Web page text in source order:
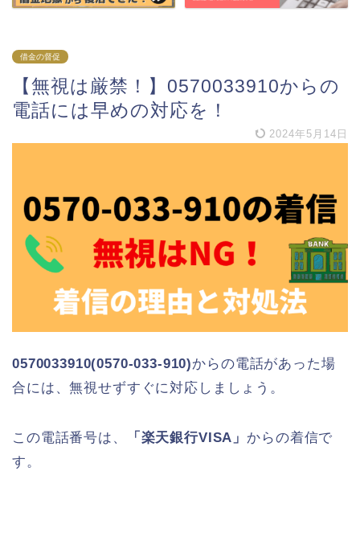
借金の督促
【無視は厳禁！】0570033910からの
電話には早めの対応を！
2024年5月14日
0570033910(0570-033-910)からの電話があった場
合には、無視せずすぐに対応しましょう。
この電話番号は、 「楽天銀行VISA」 からの着信で
す。